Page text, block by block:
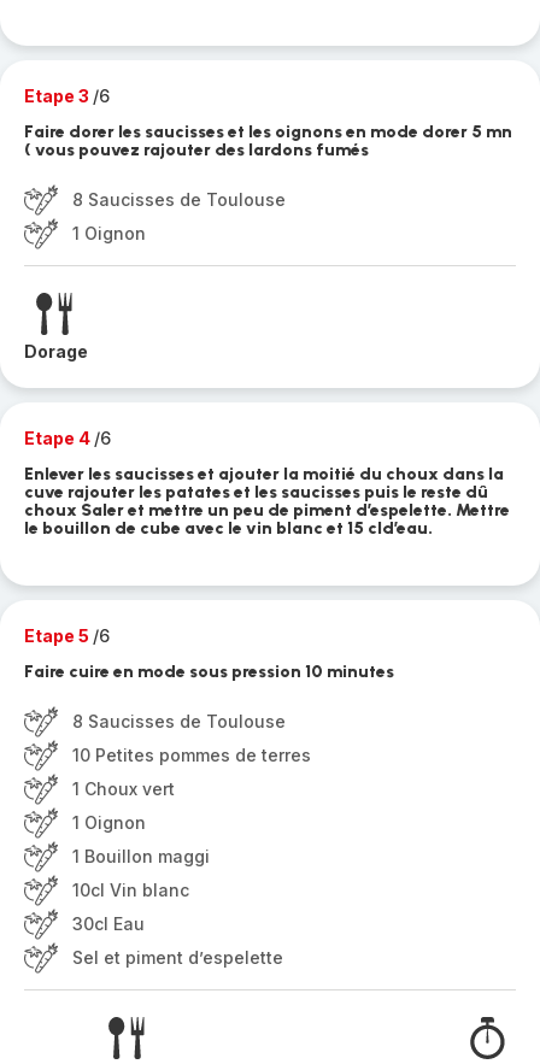
Etape 3 /6
Faire dorer les saucisses et les oignons en mode dorer 5 mn
( vous pouvez rajouter des lardons fumés
8 Saucisses de Toulouse
1 Oignon
Dorage
Etape 4 /6
Enlever les saucisses et ajouter la moitié du choux dans la
cuve rajouter les patates et les saucisses puis le reste dû
choux Saler et mettre un peu de piment d’espelette. Mettre
le bouillon de cube avec le vin blanc et 15 cld’eau.
Etape 5 /6
Faire cuire en mode sous pression 10 minutes
8 Saucisses de Toulouse
10 Petites pommes de terres
1 Choux vert
1 Oignon
1 Bouillon maggi
10cl Vin blanc
30cl Eau
Sel et piment d’espelette